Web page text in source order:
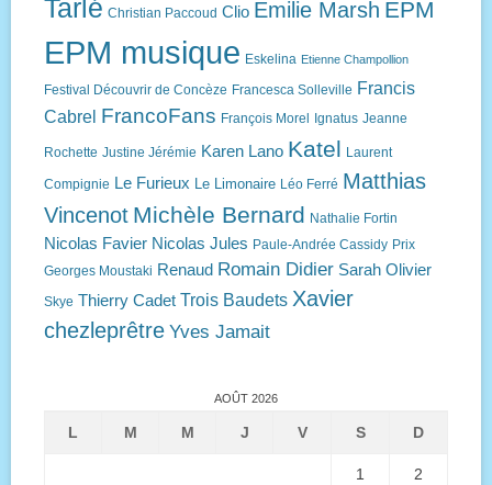
Tarlé Christian Paccoud Clio Emilie Marsh EPM
EPM musique Eskelina Etienne Champollion
Festival Découvrir de Concèze Francesca Solleville Francis
Cabrel FrancoFans François Morel Ignatus Jeanne
Rochette Justine Jérémie Karen Lano Katel Laurent
Compignie Le Furieux Le Limonaire Léo Ferré Matthias
Vincenot Michèle Bernard Nathalie Fortin
Nicolas Favier Nicolas Jules Paule-Andrée Cassidy Prix
Georges Moustaki Renaud Romain Didier Sarah Olivier
Skye Thierry Cadet Trois Baudets Xavier
chezleprêtre Yves Jamait
AOÛT 2026
L M M J V S D
1 2